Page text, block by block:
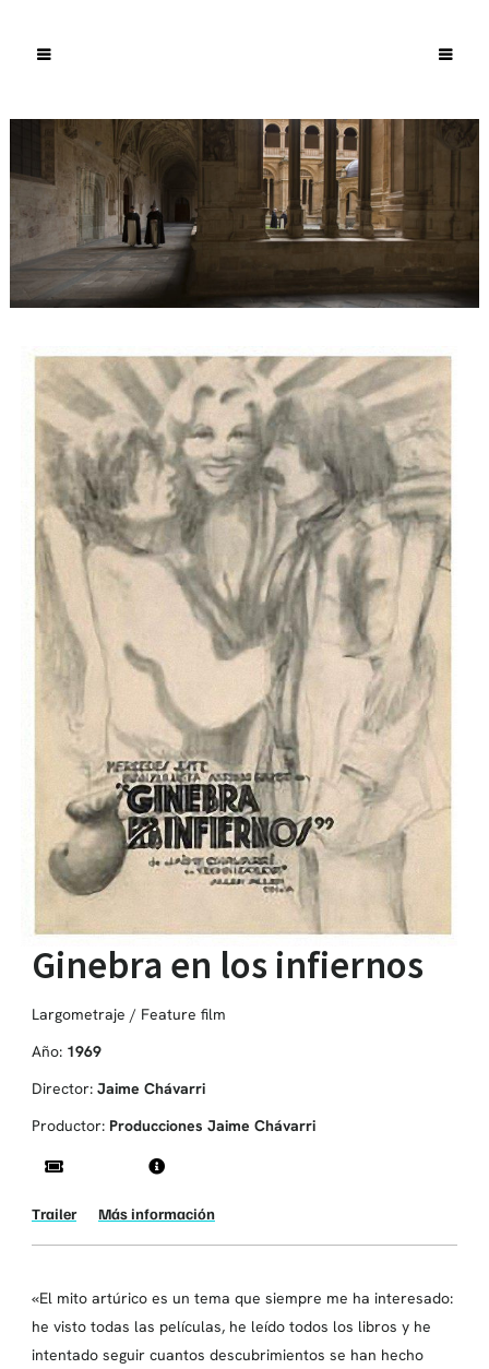
Ginebra en los infiernos
Largometraje / Feature film
Año: 1969
Director: Jaime Chávarri
Productor: Producciones Jaime Chávarri
Trailer Más información
«El mito artúrico es un tema que siempre me ha interesado:
he visto todas las películas, he leído todos los libros y he
intentado seguir cuantos descubrimientos se han hecho